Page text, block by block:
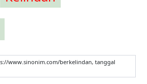
www.sinonim.com/berkelindan, tanggal